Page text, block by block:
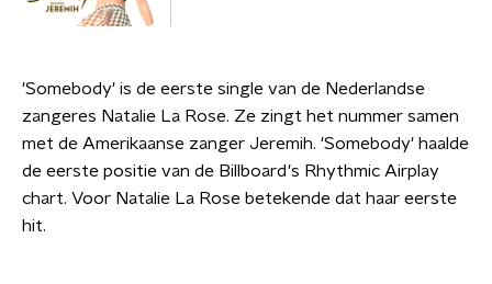
'Somebody' is de eerste single van de Nederlandse
zangeres Natalie La Rose. Ze zingt het nummer samen
met de Amerikaanse zanger Jeremih. 'Somebody' haalde
de eerste positie van de Billboard‍ '​s Rhythmic Airplay
chart. Voor Natalie La Rose betekende dat haar eerste
hit.